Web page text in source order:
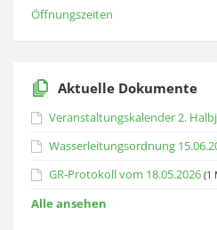
Öffnungszeiten
Aktuelle Dokumente
Veranstaltungskalender 2.
Wasserleitungsordnung
GR-Protokoll vom 18.05.2026 (1
Alle ansehen